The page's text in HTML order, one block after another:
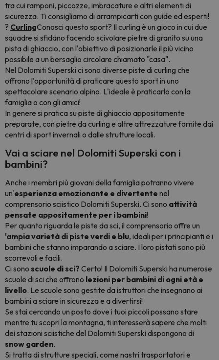
tra cui ramponi, piccozze, imbracature e altri elementi di
sicurezza. Ti consigliamo di arrampicarti con guide ed esperti!
? CurlingConosci questo sport? Il curling è un gioco in cui due
squadre si sfidano facendo scivolare pietre di granito su una
pista di ghiaccio, con l'obiettivo di posizionarle il più vicino
possibile a un bersaglio circolare chiamato "casa".
Nel Dolomiti Superski ci sono diverse piste di curling che
offrono l'opportunità di praticare questo sport in uno
spettacolare scenario alpino. L'ideale è praticarlo con la
famiglia o con gli amici!
In genere si pratica su piste di ghiaccio appositamente
preparate, con pietre da curling e altre attrezzature fornite dai
centri di sport invernali o dalle strutture locali.
Vai a sciare nel Dolomiti Superski con i
bambini?
Anche i membri più giovani della famiglia potranno vivere
un'esperienza emozionante e divertente nel
comprensorio sciistico Dolomiti Superski. Ci sono attività
pensate appositamente per i bambini!
Per quanto riguarda le piste da sci, il comprensorio offre un
'ampia varietà di piste verdi e blu, ideali per i principianti e i
bambini che stanno imparando a sciare. I loro pistati sono più
scorrevoli e facili.
Ci sono scuole di sci? Certo! Il Dolomiti Superski ha numerose
scuole di sci che offrono lezioni per bambini di ogni età e
livello. Le scuole sono gestite da istruttori che insegnano ai
bambini a sciare in sicurezza e a divertirsi!
Se stai cercando un posto dove i tuoi piccoli possano stare
mentre tu scopri la montagna, ti interesserà sapere che molti
dei stazioni sciistiche del Dolomiti Superski dispongono di
snow garden.
Si tratta di strutture speciali, come nastri trasportatori e